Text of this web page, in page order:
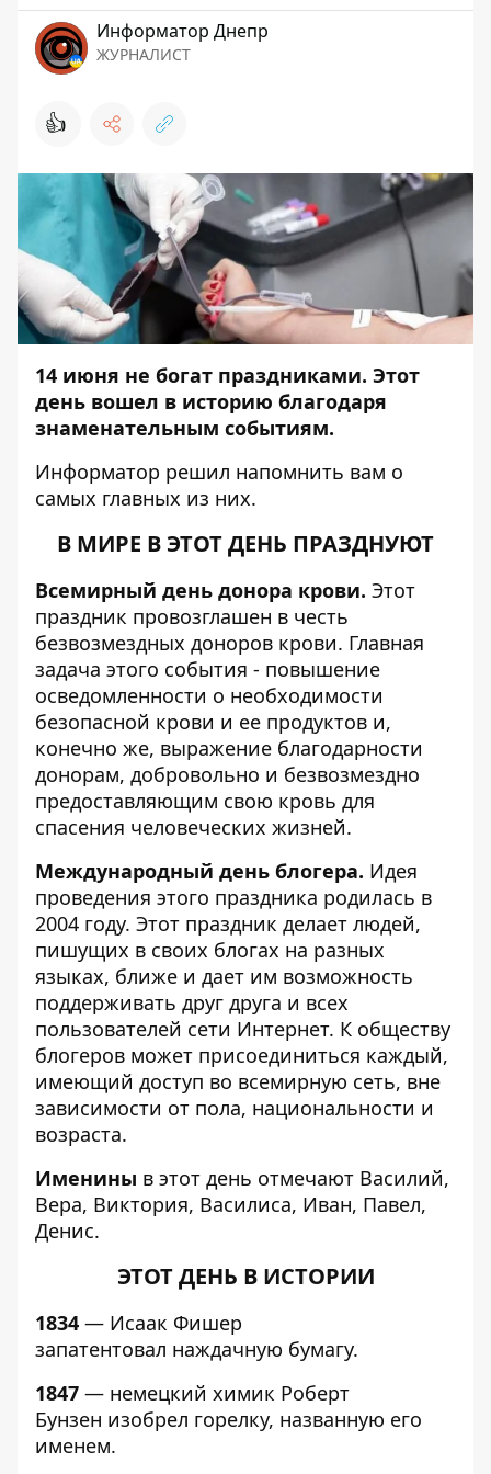
Информатор Днепр
ЖУРНАЛИСТ
👍
14 июня не богат праздниками. Этот
день вошел в историю благодаря
знаменательным событиям.
Информатор решил напомнить вам о
самых главных из них.
В МИРЕ В ЭТОТ ДЕНЬ ПРАЗДНУЮТ
Всемирный день донора крови. Этот
праздник провозглашен в честь
безвозмездных доноров крови. Главная
задача этого события - повышение
осведомленности о необходимости
безопасной крови и ее продуктов и,
конечно же, выражение благодарности
донорам, добровольно и безвозмездно
предоставляющим свою кровь для
спасения человеческих жизней.
Международный день блогера. Идея
проведения этого праздника родилась в
2004 году. Этот праздник делает людей,
пишущих в своих блогах на разных
языках, ближе и дает им возможность
поддерживать друг друга и всех
пользователей сети Интернет. К обществу
блогеров может присоединиться каждый,
имеющий доступ во всемирную сеть, вне
зависимости от пола, национальности и
возраста.
Именины в этот день отмечают Василий,
Вера, Виктория, Василиса, Иван, Павел,
Денис.
ЭТОТ ДЕНЬ В ИСТОРИИ
1834 — Исаак Фишер
запатентовал наждачную бумагу.
1847 — немецкий химик Роберт
Бунзен изобрел горелку, названную его
именем.